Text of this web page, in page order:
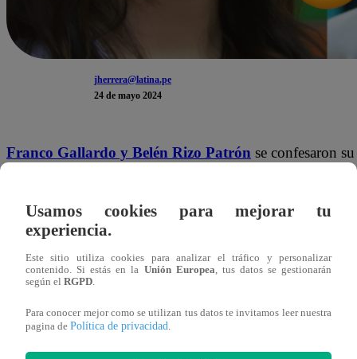
jherrera@latina.pe
24 de mayo 2024
Franco Gallardo y Belén Rizo Patrón se confesaron
TE PUEDE INTERESAR | Pituca Sin Lucas
matrimonio con José Antonio Rizo Patrón, ¿qué
eso es feísimo”,comenzó diciendo Belén, preocupada
romperle el corazón.“Bueno, ¿algún efecto puede
Usamos cookies para mejorar tu
experiencia.
Este sitio utiliza cookies para analizar el tráfico y personalizar
contenido. Si estás en la Unión Europea, tus datos se gestionarán
según el RGPD.
Para conocer mejor como se utilizan tus datos te invitamos leer nuestra
pagina de Política de privacidad.